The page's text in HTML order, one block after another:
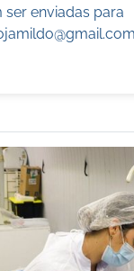
ser enviadas para